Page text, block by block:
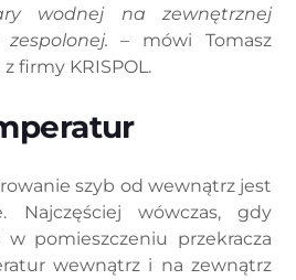
wodnej na zewnętrznej
– mówi Tomasz
firmy KRISPOL.
szyb od wewnątrz jest
Najczęściej wówczas, gdy
pomieszczeniu przekracza
wewnątrz i na zewnątrz